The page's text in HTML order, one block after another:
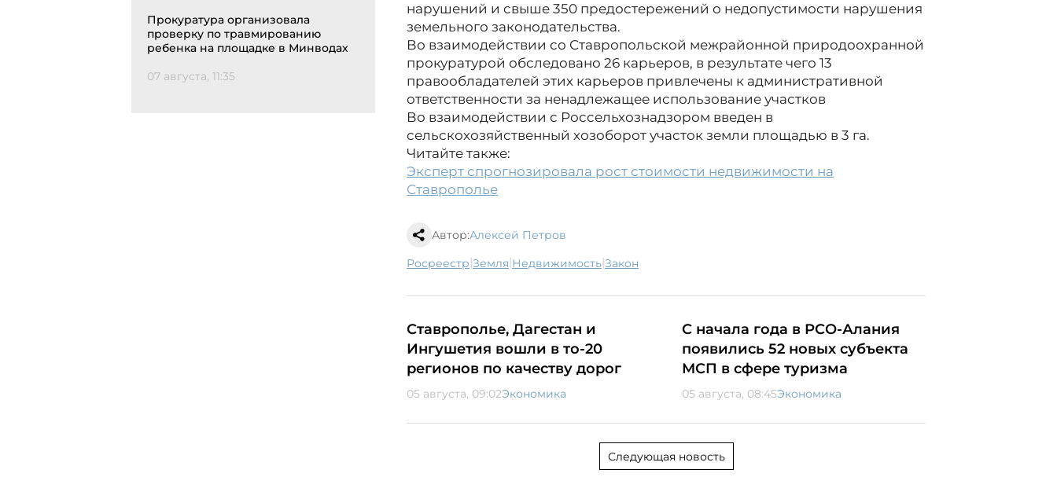
Прокуратура организовала
проверку по травмированию
ребенка на площадке в Минводах
07 августа, 11:35
нарушений и свыше 350 предостережений о недопустимости нарушения
земельного законодательства.
Во взаимодействии со Ставропольской межрайонной природоохранной
прокуратурой обследовано 26 карьеров, в результате чего 13
правообладателей этих карьеров привлечены к административной
ответственности за ненадлежащее использование участков
Во взаимодействии с Россельхознадзором введен в
сельскохозяйственный хозоборот участок земли площадью в 3 га.
Читайте также:
Эксперт спрогнозировала рост стоимости недвижимости на
Ставрополье
Автор:Алексей Петров
Росреестр| земля| недвижимость| Закон
Ставрополье, Дагестан и
Ингушетия вошли в то-20
регионов по качеству дорог
05 августа, 09:02Экономика
С начала года в РСО-Алания
появились 52 новых субъекта
МСП в сфере туризма
05 августа, 08:45Экономика
Следующая новость